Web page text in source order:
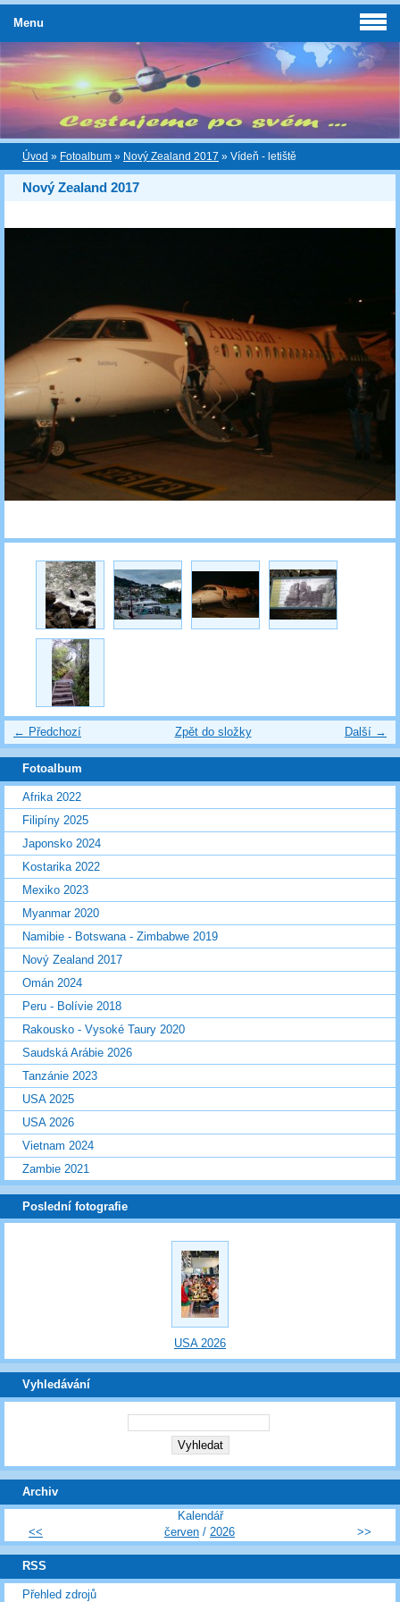
Úvod » Fotoalbum » Nový Zealand 2017 » Vídeň - letiště
Nový Zealand 2017
← Předchozí Další →
Zpět do složky
Menu
Fotoalbum
Afrika 2022
Filipíny 2025
Japonsko 2024
Kostarika 2022
Mexiko 2023
Myanmar 2020
Namibie - Botswana - Zimbabwe 2019
Nový Zealand 2017
Omán 2024
Peru - Bolívie 2018
Rakousko - Vysoké Taury 2020
Saudská Arábie 2026
Tanzánie 2023
USA 2025
USA 2026
Vietnam 2024
Zambie 2021
Poslední fotografie
USA 2026
Vyhledávání
Archiv
Kalendář
<<
červen / 2026 >>
RSS
Přehled zdrojů